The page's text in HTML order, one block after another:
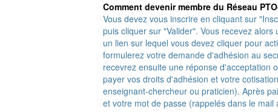
Comment devenir membre du Réseau
Vous devez vous inscrire en cliquant sur
puis cliquer sur "Valider". Vous recevez
un lien sur lequel vous devez cliquer pour
formulerez votre demande d'adhésion au
recevrez ensuite une réponse d'acceptation
payer vos droits d'adhésion et votre
enseignant-chercheur ou praticien). Après
et votre mot de passe (rappelés dans le